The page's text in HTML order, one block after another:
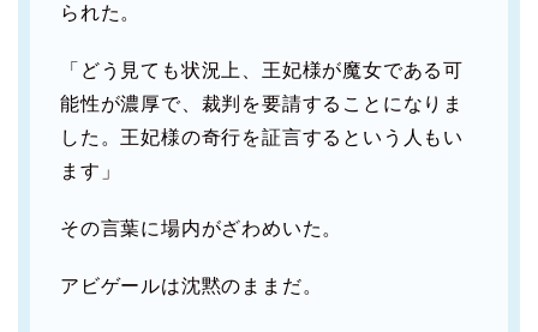
られた。
「どう見ても状況上、王妃様が魔女である可
能性が濃厚で、裁判を要請することになりま
した。王妃様の奇行を証言するという人もい
ます」
その言葉に場内がざわめいた。
アビゲールは沈黙のままだ。